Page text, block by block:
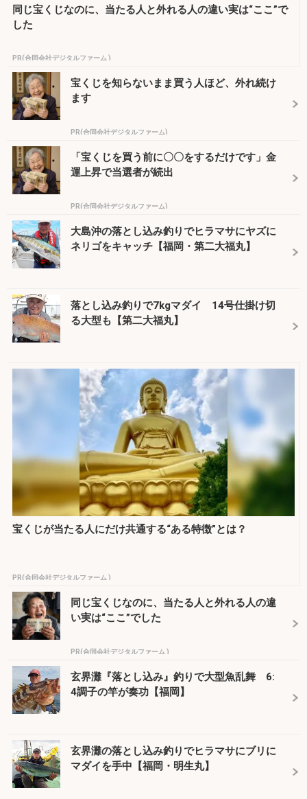
同じ宝くじなのに、当たる人と外れる人の違い実は“ここ”で
した
PR(合同会社デジタルファーム )
宝くじを知らないまま買う人ほど、外れ続け
ます
PR(合同会社デジタルファーム)
「宝くじを買う前に〇〇をするだけです」金
運上昇で当選者が続出
PR(合同会社デジタルファーム)
大島沖の落とし込み釣りでヒラマサにヤズに
ネリゴをキャッチ【福岡・第二大福丸】
落とし込み釣りで7kgマダイ 14号仕掛け切
る大型も【第二大福丸】
宝くじが当たる人にだけ共通する“ある特徴”とは？
PR(合同会社デジタルファーム )
同じ宝くじなのに、当たる人と外れる人の違
い実は“ここ”でした
PR(合同会社デジタルファーム )
玄界灘『落とし込み』釣りで大型魚乱舞 6:
4調子の竿が奏功【福岡】
玄界灘の落とし込み釣りでヒラマサにブリに
マダイを手中【福岡・明生丸】